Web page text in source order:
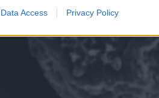
Data Access Privacy Policy